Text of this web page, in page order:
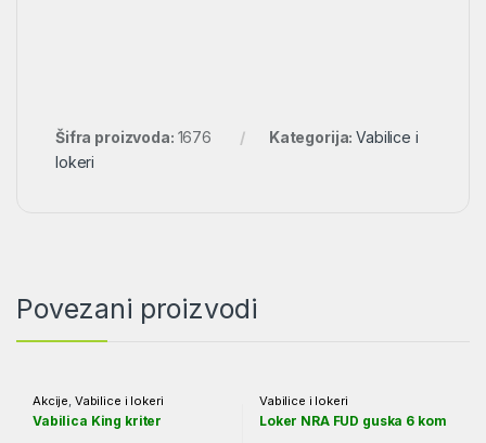
Šifra proizvoda: 1676 Kategorija:Vabilice i
lokeri
Povezani proizvodi
Akcije, Vabilice i lokeri
Vabilica King kriter
Vabilice i lokeri
Loker NRA FUD guska 6 kom